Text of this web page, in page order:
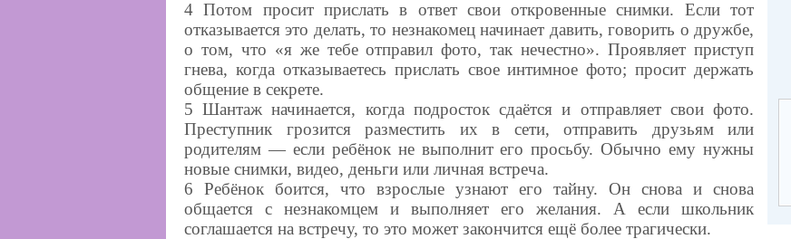
4 Потом просит прислать в ответ свои откровенные снимки. Если тот
отказывается это делать, то незнакомец начинает давить, говорить о дружбе,
о том, что «я же тебе отправил фото, так нечестно». Проявляет приступ
гнева, когда отказываетесь прислать свое интимное фото; просит держать
общение в секрете.
5 Шантаж начинается, когда подросток сдаётся и отправляет свои фото.
Преступник грозится разместить их в сети, отправить друзьям или
родителям — если ребёнок не выполнит его просьбу. Обычно ему нужны
новые снимки, видео, деньги или личная встреча.
6 Ребёнок боится, что взрослые узнают его тайну. Он снова и снова
общается с незнакомцем и выполняет его желания. А если школьник
соглашается на встречу, то это может закончится ещё более трагически.